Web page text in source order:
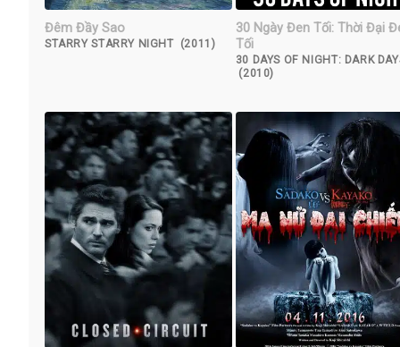
Đêm Đầy Sao
STARRY STARRY NIGHT (2011)
30 Ngày Đen Tối: Thời Đại
Tối
30 DAYS OF NIGHT: DARK
(2010)